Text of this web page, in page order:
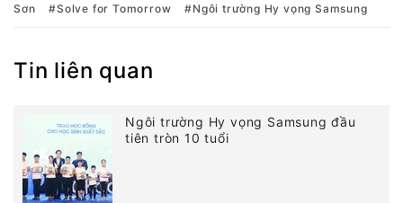
Sơn
Solve for Tomorrow Ngôi trường Hy vọng Samsung
Tin liên quan
Ngôi trường Hy vọng Samsung đầu
tiên tròn 10 tuổi